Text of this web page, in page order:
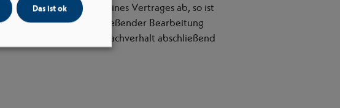
auf den Abschluss eines Vertrages ab, so ist
werden nach abschließender Bearbeitung
dass der betroffene Sachverhalt abschließend
Das ist ok